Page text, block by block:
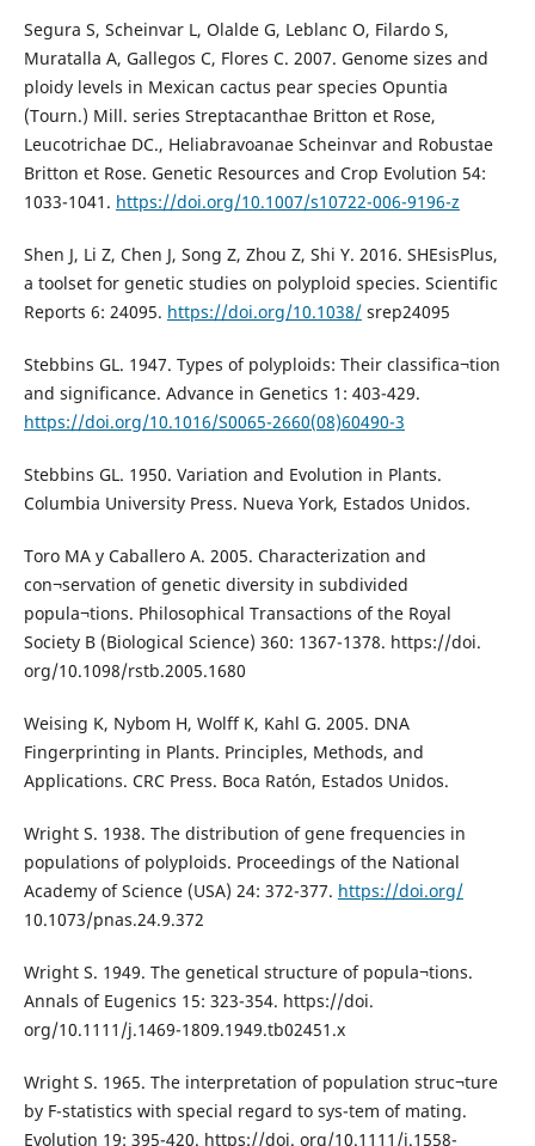
Segura S, Scheinvar L, Olalde G, Leblanc O, Filardo S,
Muratalla A, Gallegos C, Flores C. 2007. Genome sizes and
ploidy levels in Mexican cactus pear species Opuntia
(Tourn.) Mill. series Streptacanthae Britton et Rose,
Leucotrichae DC., Heliabravoanae Scheinvar and Robustae
Britton et Rose. Genetic Resources and Crop Evolution 54:
1033-1041. https://doi.org/10.1007/s10722-006-9196-z
Shen J, Li Z, Chen J, Song Z, Zhou Z, Shi Y. 2016. SHEsisPlus,
a toolset for genetic studies on polyploid species. Scientific
Reports 6: 24095. https://doi.org/10.1038/srep24095
Stebbins GL. 1947. Types of polyploids: Their classifica¬tion
and significance. Advance in Genetics 1: 403-429.
https://doi.org/10.1016/S0065-2660(08)60490-3
Stebbins GL. 1950. Variation and Evolution in Plants.
Columbia University Press. Nueva York, Estados Unidos.
Toro MA y Caballero A. 2005. Characterization and
con¬servation of genetic diversity in subdivided
popula¬tions. Philosophical Transactions of the Royal
Society B (Biological Science) 360: 1367-1378. https://doi.
org/10.1098/rstb.2005.1680
Weising K, Nybom H, Wolff K, Kahl G. 2005. DNA
Fingerprinting in Plants. Principles, Methods, and
Applications. CRC Press. Boca Ratón, Estados Unidos.
Wright S. 1938. The distribution of gene frequencies in
populations of polyploids. Proceedings of the National
Academy of Science (USA) 24: 372-377. https://doi.org/
10.1073/pnas.24.9.372
Wright S. 1949. The genetical structure of popula¬tions.
Annals of Eugenics 15: 323-354. https://doi.
org/10.1111/j.1469-1809.1949.tb02451.x
Wright S. 1965. The interpretation of population struc¬ture
by F-statistics with special regard to sys-tem of mating.
Evolution 19: 395-420. https://doi. org/10.1111/j.1558-